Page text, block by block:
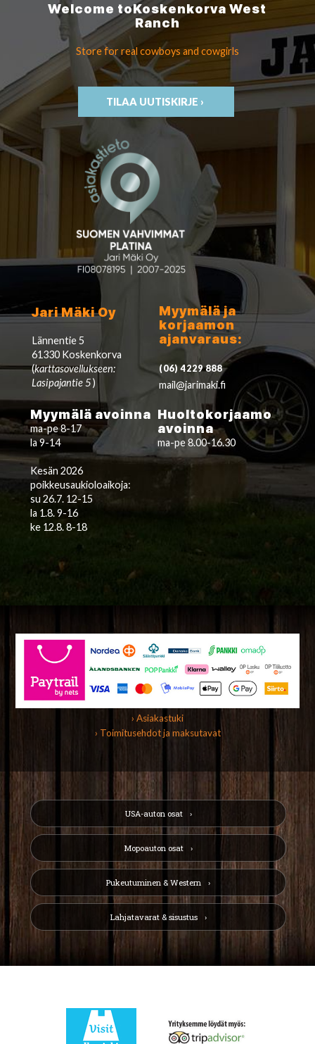
Welcome toKoskenkorvaWest
Ranch
Store for real cowboys and cowgirls
TILAA UUTISKIRJE ›
Jari Mäki Oy
Lännentie 5
61330 Koskenkorva
(karttasovellukseen:
Lasipajantie 5)
Myymälä ja
korjaamon
ajanvaraus:
(06) 4229 888
mail@jarimaki.fi
Myymälä avoinna
ma-pe 8-17
la 9-14
Kesän 2026
poikkeusaukioloaikoja:
su 26.7. 12-15
la 1.8. 9-16
ke 12.8. 8-18
Huoltokorjaamo
avoinna
ma-pe 8.00-16.30
› Asiakastuki
› Toimitusehdot ja maksutavat
USA-auton osat
Mopoauton osat
Pukeutuminen & Western
Lahjatavarat & sisustus